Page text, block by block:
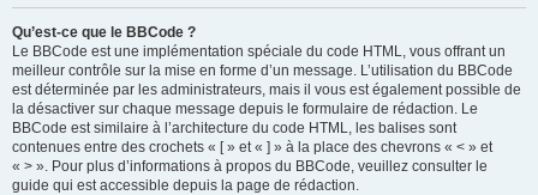
Qu’est-ce que le BBCode ?
Le BBCode est une implémentation spéciale du code HTML, vous offrant un
meilleur contrôle sur la mise en forme d’un message. L’utilisation du BBCode
est déterminée par les administrateurs, mais il vous est également possible de
la désactiver sur chaque message depuis le formulaire de rédaction. Le
BBCode est similaire à l’architecture du code HTML, les balises sont
contenues entre des crochets « [ » et « ] » à la place des chevrons « < » et
« > ». Pour plus d’informations à propos du BBCode, veuillez consulter le
guide qui est accessible depuis la page de rédaction.